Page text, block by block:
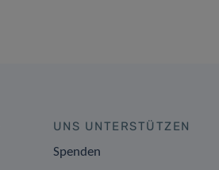
UNS UNTERSTÜTZEN
Spenden